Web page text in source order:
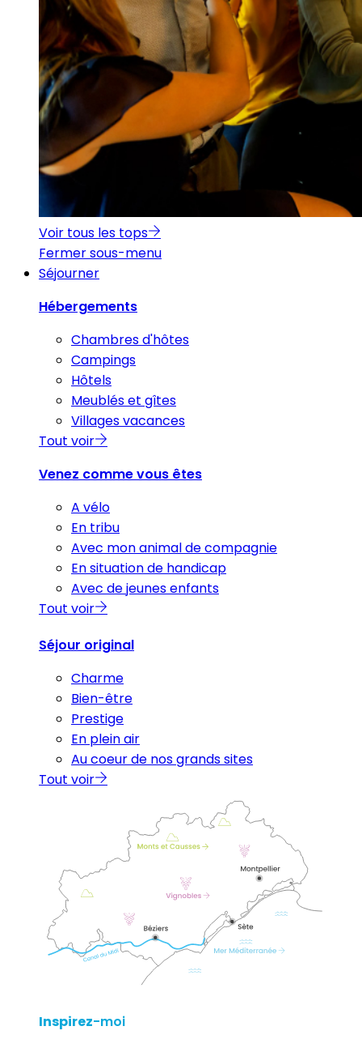
Voir tous les tops
Fermer sous-menu
Séjourner
Hébergements
Chambres d'hôtes
Campings
Hôtels
Meublés et gîtes
Villages vacances
Tout voir
Venez comme vous êtes
A vélo
En tribu
Avec mon animal de compagnie
En situation de handicap
Avec de jeunes enfants
Tout voir
Séjour original
Charme
Bien-être
Prestige
En plein air
Au coeur de nos grands sites
Tout voir
Inspirez-moi